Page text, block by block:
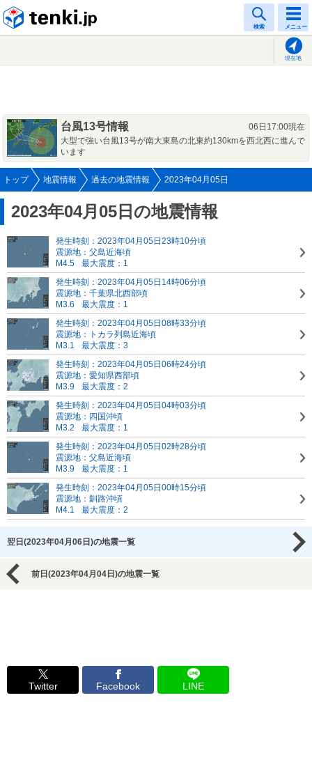
検索 メニュー
現在地
台風13号情報
06日17:00現在
大型で強い台風13号が南大東島の北東約130kmを西北西に進んで
います
トップ 地震情報 過去の地震情報 2023年04月05日
2023年04月05日の地震情報
発生時刻：2023年04月05日23時10分頃
震源地：父島近海頃
M4.5
最大震度：1
発生時刻：2023年04月05日14時06分頃
震源地：千葉県北西部頃
M3.6
最大震度：1
発生時刻：2023年04月05日08時33分頃
震源地：トカラ列島近海頃
M3.1
最大震度：3
発生時刻：2023年04月05日06時24分頃
震源地：愛知県西部頃
M3.9
最大震度：2
発生時刻：2023年04月05日04時03分頃
震源地：四国沖頃
M3.2
最大震度：1
発生時刻：2023年04月05日02時28分頃
震源地：父島近海頃
M3.9
最大震度：1
発生時刻：2023年04月05日00時15分頃
震源地：釧路沖頃
M4.1
最大震度：2
翌日(2023年04月06日)の地震一覧
前日(2023年04月04日)の地震一覧
Twitter Facebook LINE